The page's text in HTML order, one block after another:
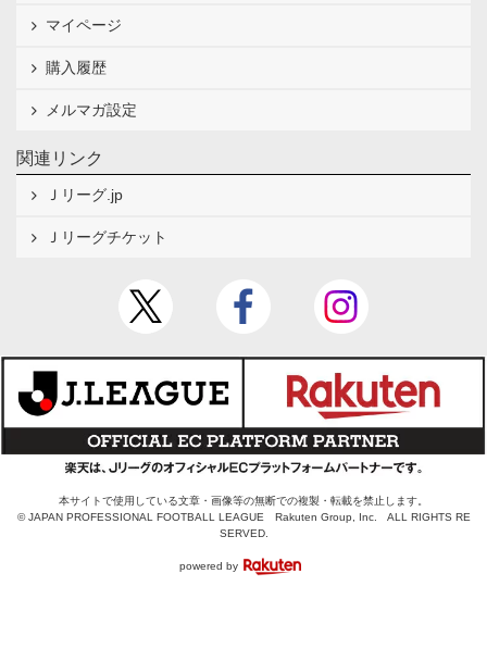
マイページ
購入履歴
メルマガ設定
関連リンク
Ｊリーグ.jp
Ｊリーグチケット
本サイトで使用している文章・画像等の無断での複製・転載を禁止します。
© JAPAN PROFESSIONAL FOOTBALL LEAGUE Rakuten Group, Inc. ALL RIGHTS RE
SERVED.
powered by